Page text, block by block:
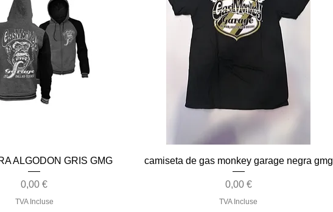
Aperçu rapide
ALGODON GRIS GMG
Prix
0,00 €
TVA Incluse
Aperçu rapide
camiseta de gas monkey garage negra gmg
Prix
0,00 €
TVA Incluse